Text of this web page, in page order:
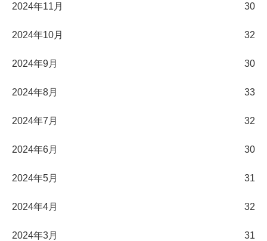
2024年11月 30
2024年10月 32
2024年9月 30
2024年8月 33
2024年7月 32
2024年6月 30
2024年5月 31
2024年4月 32
2024年3月 31